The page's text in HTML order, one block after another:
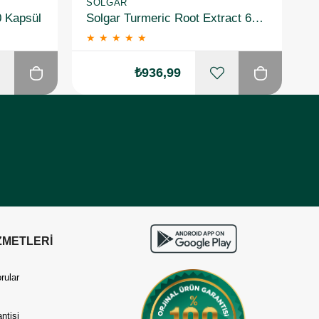
Kapsül
SOLGAR
Solgar Turmeric Root Extract 60 Kapsül
★ ★ ★ ★ ★
₺936,99